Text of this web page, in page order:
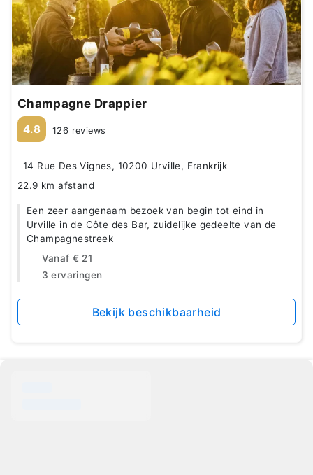
Champagne Drappier
4.8 126 reviews
14 Rue Des Vignes, 10200 Urville, Frankrijk
22.9 km afstand
Een zeer aangenaam bezoek van begin tot eind in
Urville in de Côte des Bar, zuidelijke gedeelte van de
Champagnestreek
Vanaf € 21
3 ervaringen
Bekijk beschikbaarheid